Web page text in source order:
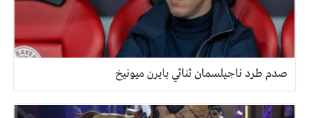
صدم طرد ناجيلسمان ثنائي بايرن ميونيخ